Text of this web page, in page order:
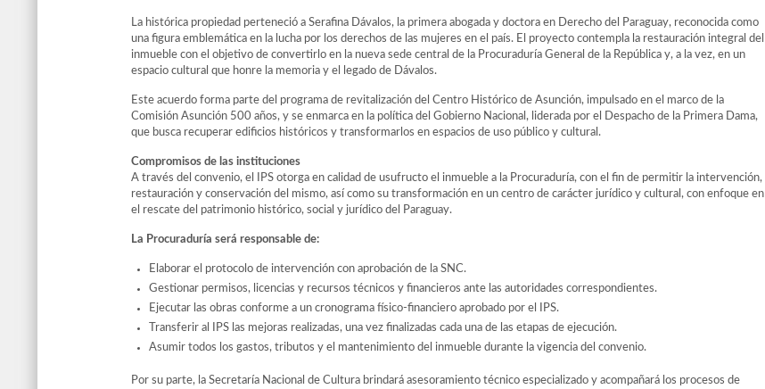
La histórica propiedad perteneció a Serafina Dávalos, la primera abogada y doctora en Derecho del Paraguay, reconocida como
una figura emblemática en la lucha por los derechos de las mujeres en el país. El proyecto contempla la restauración integral del
inmueble con el objetivo de convertirlo en la nueva sede central de la Procuraduría General de la República y, a la vez, en un
espacio cultural que honre la memoria y el legado de Dávalos.
Este acuerdo forma parte del programa de revitalización del Centro Histórico de Asunción, impulsado en el marco de la
Comisión Asunción 500 años, y se enmarca en la política del Gobierno Nacional, liderada por el Despacho de la Primera Dama,
que busca recuperar edificios históricos y transformarlos en espacios de uso público y cultural.
Compromisos de las instituciones
A través del convenio, el IPS otorga en calidad de usufructo el inmueble a la Procuraduría, con el fin de permitir la intervención,
restauración y conservación del mismo, así como su transformación en un centro de carácter jurídico y cultural, con enfoque en
el rescate del patrimonio histórico, social y jurídico del Paraguay.
La Procuraduría será responsable de:
Elaborar el protocolo de intervención con aprobación de la SNC.
Gestionar permisos, licencias y recursos técnicos y financieros ante las autoridades correspondientes.
Ejecutar las obras conforme a un cronograma físico-financiero aprobado por el IPS.
Transferir al IPS las mejoras realizadas, una vez finalizadas cada una de las etapas de ejecución.
Asumir todos los gastos, tributos y el mantenimiento del inmueble durante la vigencia del convenio.
Por su parte, la Secretaría Nacional de Cultura brindará asesoramiento técnico especializado y acompañará los procesos de